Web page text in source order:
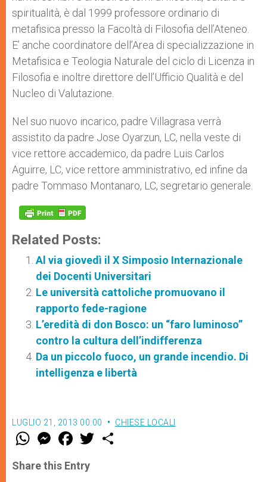
spiritualità, è dal 1999 professore ordinario di
metafisica presso la Facoltà di Filosofia dell’Ateneo.
E’ anche coordinatore dell’Area di specializzazione in
Metafisica e Teologia Naturale del ciclo di Licenza in
Filosofia e inoltre direttore dell’Ufficio Qualità e del
Nucleo di Valutazione.
Nel suo nuovo incarico, padre Villagrasa verrà
assistito da padre Jose Oyarzun, LC, nella veste di
vice rettore accademico, da padre Luis Carlos
Aguirre, LC, vice rettore amministrativo, ed infine da
padre Tommaso Montanaro, LC, segretario generale.
Related Posts:
Al via giovedì il X Simposio Internazionale
dei Docenti Universitari
Le università cattoliche promuovano il
rapporto fede-ragione
L’eredità di don Bosco: un “faro luminoso”
contro la cultura dell’indifferenza
Da un piccolo fuoco, un grande incendio. Di
intelligenza e libertà
LUGLIO 21, 2013 00:00 CHIESE LOCALI
W
t
s
M
e
s
e
F
a
e
b
w
Share this Entry